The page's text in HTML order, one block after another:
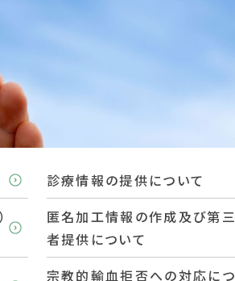
診療情報の提供について
匿名加工情報の作成及び第三
者提供について
宗教的輸血拒否への対応につ